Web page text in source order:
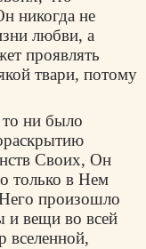
никогда не
любви, а
проявлять
твари, потому
то ни было
Своих, Он
только в Нем
произошло
и вещи во всей
вселенной,